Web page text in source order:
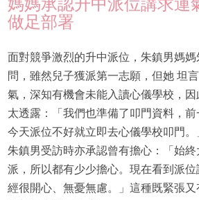
媽媽承認升中派位講求運
做足部署
面對競爭激烈的升中派位，朱鎮男媽
問，雖然兒子獲派第一志願，但她 坦
氣，深知有機會未能入讀心儀學校，
太透露：「我們也準備了叩門資料，
今天派位不好就立即去心儀學校叩門。
朱鎮男受訪時亦承認曾有擔心：「始
派，所以都有少少擔心。現在看到派
經很開心、無憂無慮。」這種既緊張